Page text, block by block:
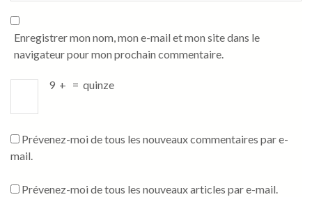
Enregistrer mon nom, mon e-mail et mon site dans le
navigateur pour mon prochain commentaire.
9 + = quinze
Prévenez-moi de tous les nouveaux commentaires par e-
mail.
Prévenez-moi de tous les nouveaux articles par e-mail.